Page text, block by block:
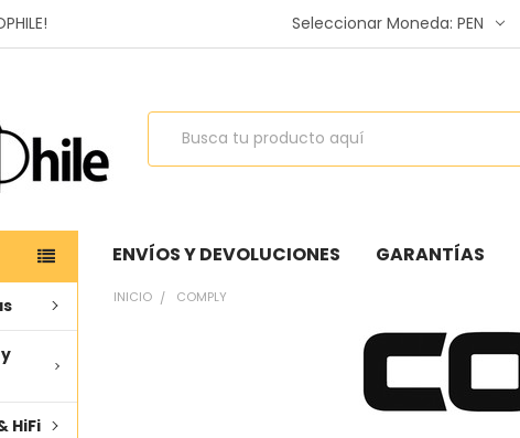
Seleccionar Moneda:PEN
Buscar
ENVÍOS Y DEVOLUCIONES GARANTÍAS
HiFi
INICIO COMPLY